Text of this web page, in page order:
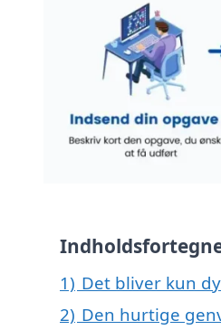
1) Det bliver kun
2) Den hurtige